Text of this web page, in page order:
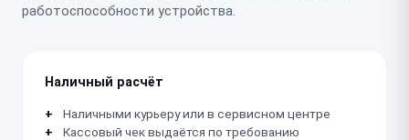
работоспособности устройства.
Наличный расчёт
Наличными курьеру или в сервисном центре
Кассовый чек выдаётся по требованию